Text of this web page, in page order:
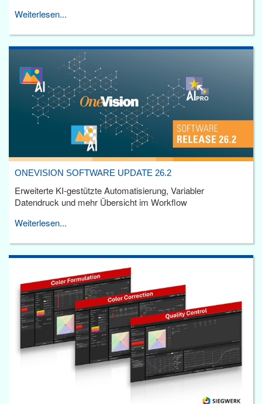
Weiterlesen...
ONEVISION SOFTWARE UPDATE 26.2
Erweiterte KI-gestützte Automatisierung, Variabler
Datendruck und mehr Übersicht im Workflow
Weiterlesen...